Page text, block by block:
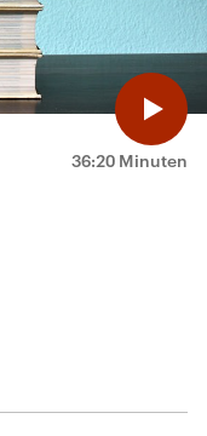
36:20 Minuten